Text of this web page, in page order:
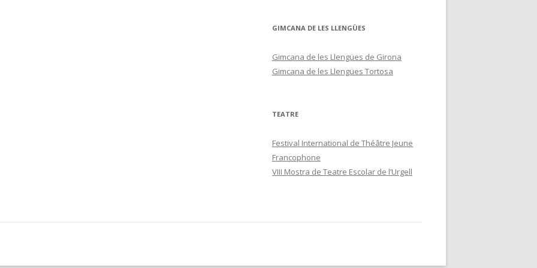
GIMCANA DE LES LLENGÜES
Gimcana de les Llengües de Girona
Gimcana de les Llengües Tortosa
TEATRE
Festival International de Théâtre Jeune
Francophone
VIII Mostra de Teatre Escolar de l’Urgell